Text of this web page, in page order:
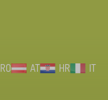
RO AT HR
IT